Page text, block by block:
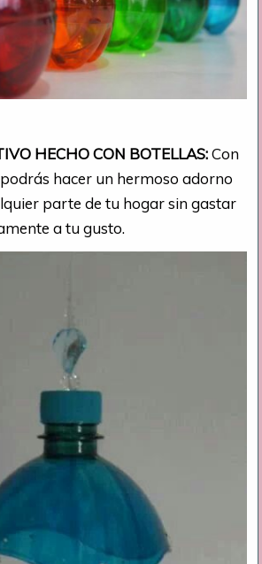
HECHO CON BOTELLAS:Con
hacer un hermoso adorno
parte de tu hogar sin gastar
a tu gusto.